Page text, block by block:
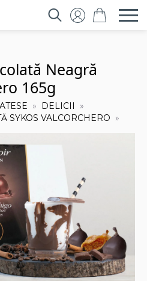
Neagră
165g
DELICII
SYKOS VALCORCHERO